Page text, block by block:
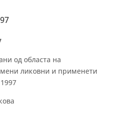
од областа на
ликовни и применети